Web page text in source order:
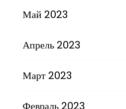
Май 2023
Апрель 2023
Март 2023
Февраль 2023